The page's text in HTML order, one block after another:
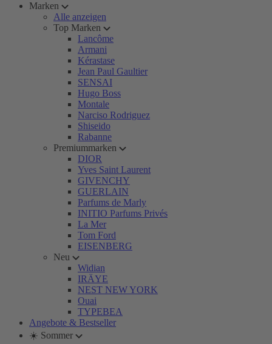
Marken
Alle anzeigen
Top Marken
Lancôme
Armani
Kérastase
Jean Paul Gaultier
SENSAI
Hugo Boss
Montale
Narciso Rodriguez
Shiseido
Rabanne
Premiummarken
DIOR
Yves Saint Laurent
GIVENCHY
GUERLAIN
Parfums de Marly
INITIO Parfums Privés
La Mer
Tom Ford
EISENBERG
Neu
Widian
IRÄYE
NEST NEW YORK
Ouai
TYPEBEA
Angebote & Bestseller
☀️ Sommer